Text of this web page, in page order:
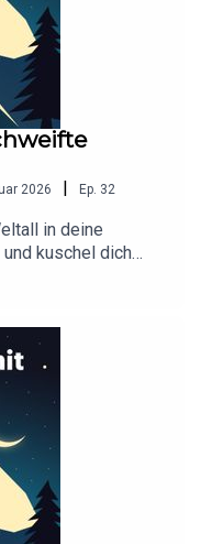
2026 Ep. 32
in deine
und kuschel dich
Werbung
unserer
MediaIn
Dr. Monika
Dr. Monika
E. Fronk